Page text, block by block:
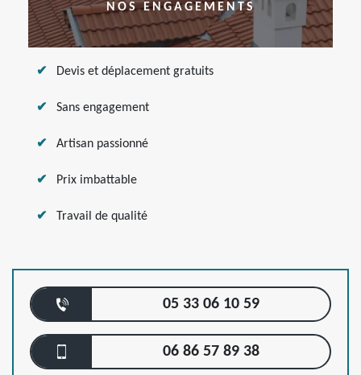
NOS ENGAGEMENTS
Devis et déplacement gratuits
Sans engagement
Artisan passionné
Prix imbattable
Travail de qualité
05 33 06 10 59
06 86 57 89 38